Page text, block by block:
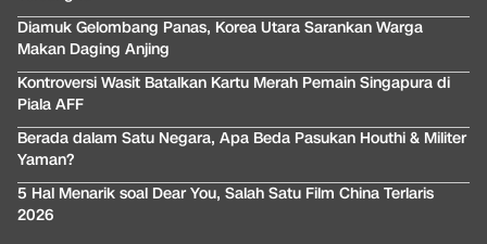
Diamuk Gelombang Panas, Korea Utara Sarankan Warga
Makan Daging Anjing
Kontroversi Wasit Batalkan Kartu Merah Pemain Singapura di
Piala AFF
Berada dalam Satu Negara, Apa Beda Pasukan Houthi & Militer
Yaman?
5 Hal Menarik soal Dear You, Salah Satu Film China Terlaris
2026